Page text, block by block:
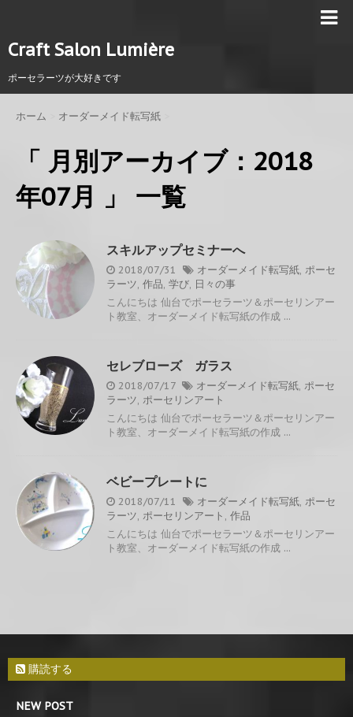
Craft Salon Lumière
ポーセラーツが大好きです
ホーム オーダーメイド転写紙
「 月別アーカイブ：2018
年07月 」 一覧
スキルアップセミナーへ
2018/07/31 オーダーメイド転写紙, ポーセ
ラーツ, 作品, 学び, 日々の事
こんにちは 仙台でポーセラーツ＆ポーセリンアー
ト教室、オーダーメイド転写紙の作成 ...
セレブローズ ガラス
2018/07/17 オーダーメイド転写紙, ポーセ
ラーツ, ポーセリンアート
こんにちは 仙台でポーセラーツ＆ポーセリンアー
ト教室、オーダーメイド転写紙の作成 ...
ベビープレートに
2018/07/11 オーダーメイド転写紙, ポーセ
ラーツ, ポーセリンアート , 作品
こんにちは 仙台でポーセラーツ＆ポーセリンアー
ト教室、オーダーメイド転写紙の作成 ...
購読する
NEW POST